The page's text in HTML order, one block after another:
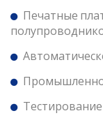
Печатные